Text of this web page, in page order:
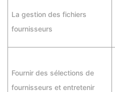
La gestion des fichiers
fournisseurs
Fournir des sélections de
fournisseurs et entretenir